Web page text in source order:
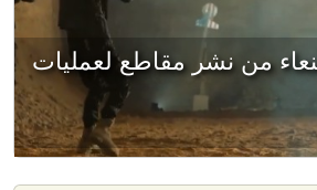
من نشر مقاطع لعمليات